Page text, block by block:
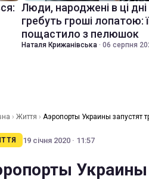
Люди, народжені в ці
гребуть гроші лопатою:
пощастило з пелюшок
Наталя Крижанівська · 06 серпня
› Життя › Аэропорты Украины запустят
19 січня 2020 · 11:57
Украины